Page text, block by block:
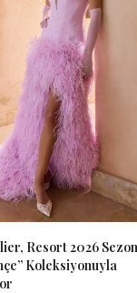
Resort 2026
Koleksiyonuyla